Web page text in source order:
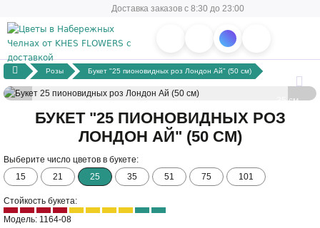
Доставка заказов с 8:30 до 23:00
Розы Букет "25 пионовидных роз Лондон Ай" (50 см)
35 см
БУКЕТ "25 ПИОНОВИДНЫХ РОЗ
ЛОНДОН АЙ" (50 СМ)
Выберите число цветов в букете:
15
21 25 35 51 75 101
Стойкость букета:
Модель: 1164-08